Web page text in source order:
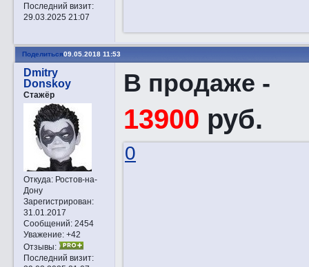
Последний визит:
29.03.2025 21:07
Поделиться09.05.2018 11:53
Dmitry
Donskoy
Стажёр
Откуда:Ростов-на-
Дону
Зарегистрирован:
31.01.2017
Сообщений:2454
Уважение: +42
Отзывы:
Последний визит:
В продаже -
13900 руб.
0